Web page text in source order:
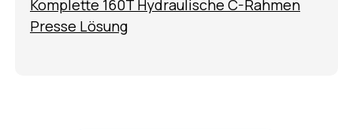
Komplette 160T Hydraulische C-Rahmen
Presse Lösung